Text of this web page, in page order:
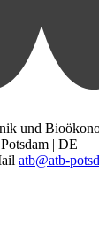
und
| DE
atb@atb-